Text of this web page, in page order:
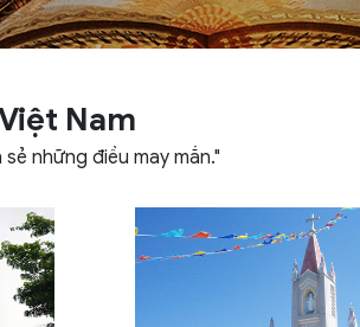
Nam
những điều may mắn."